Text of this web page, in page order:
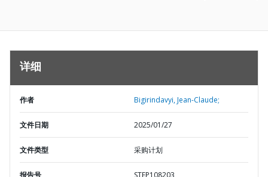
详细
作者 Bigirindavyi, Jean-Claude;
文件日期 2025/01/27
文件类型 采购计划
报告号 STEP108203